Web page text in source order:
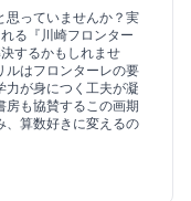
思っていませんか？実
る『川崎フロンター
するかもしれませ
ルはフロンターレの要
力が身につく工夫が凝
房も協賛するこの画期
、算数好きに変えるの